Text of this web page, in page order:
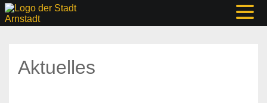
Aktuelles